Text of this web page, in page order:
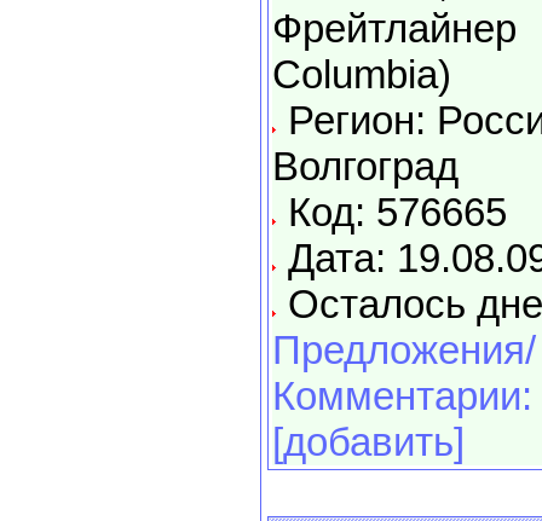
Фрейтлайнер
Columbia)
Регион:
Волгоград
Код: 576665
Дата:
Осталось
Предложения/
Комментарии:
[добавить]